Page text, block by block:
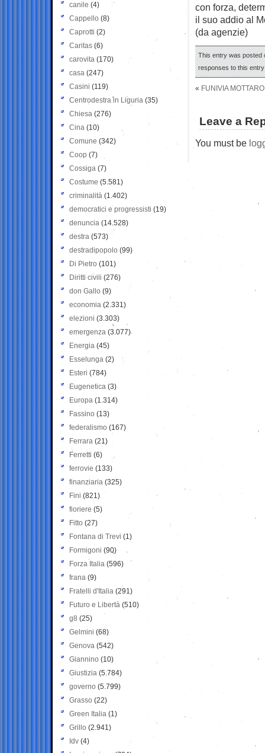
con forza,
il suo addio al
(da agenzie)
This entry was posted
responses to this
« FUNIVIA
Leave a
You must be
canile (4)
Cappello (8)
Caprotti (2)
Caritas (6)
carovita (170)
casa (247)
Casini (119)
Centrodestra in Liguria (35)
Chiesa (276)
Cina (10)
Comune (342)
Coop (7)
Cossiga (7)
Costume (5.581)
criminalità (1.402)
democratici e progressisti (19)
denuncia (14.528)
destra (573)
destradipopolo (99)
Di Pietro (101)
Diritti civili (276)
don Gallo (9)
economia (2.331)
elezioni (3.303)
emergenza (3.077)
Energia (45)
Esselunga (2)
Esteri (784)
Eugenetica (3)
Europa (1.314)
Fassino (13)
federalismo (167)
Ferrara (21)
Ferretti (6)
ferrovie (133)
finanziaria (325)
Fini (821)
fioriere (5)
Fitto (27)
Fontana di Trevi (1)
Formigoni (90)
Forza Italia (596)
frana (9)
Fratelli d'Italia (291)
Futuro e Libertà (510)
g8 (25)
Gelmini (68)
Genova (542)
Giannino (10)
Giustizia (5.784)
governo (5.799)
Grasso (22)
Green Italia (1)
Grillo (2.941)
Idv (4)